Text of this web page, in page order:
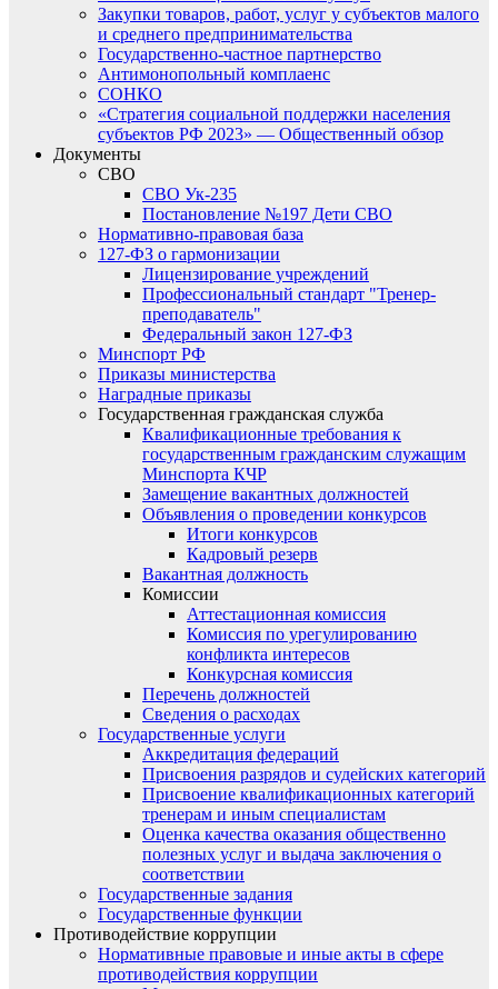
Закупки товаров, работ, услуг у субъектов малого
и среднего предпринимательства
Государственно-частное партнерство
Антимонопольный комплаенс
СОНКО
«Стратегия социальной поддержки населения
субъектов РФ 2023» — Общественный обзор
Документы
СВО
СВО Ук-235
Постановление №197 Дети СВО
Нормативно-правовая база
127-ФЗ о гармонизации
Лицензирование учреждений
Профессиональный стандарт "Тренер-
преподаватель"
Федеральный закон 127-ФЗ
Минспорт РФ
Приказы министерства
Наградные приказы
Государственная гражданская служба
Квалификационные требования к
государственным гражданским служащим
Минспорта КЧР
Замещение вакантных должностей
Объявления о проведении конкурсов
Итоги конкурсов
Кадровый резерв
Вакантная должность
Комиссии
Аттестационная комиссия
Комиссия по урегулированию
конфликта интересов
Конкурсная комиссия
Перечень должностей
Сведения о расходах
Государственные услуги
Аккредитация федераций
Присвоения разрядов и судейских категорий
Присвоение квалификационных категорий
тренерам и иным специалистам
Оценка качества оказания общественно
полезных услуг и выдача заключения о
соответствии
Государственные задания
Государственные функции
Противодействие коррупции
Нормативные правовые и иные акты в сфере
противодействия коррупции